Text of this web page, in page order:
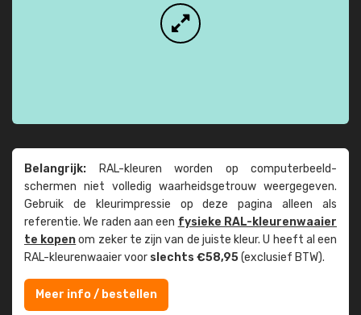
Belangrijk: RAL-kleuren worden op computer­beeld­
schermen niet volledig waarheids­­getrouw weer­gegeven.
Gebruik de kleur­impressie op deze pagina alleen als
referentie. We raden aan een fysieke RAL-kleuren­waaier
te kopenom zeker te zijn van de juiste kleur. U heeft al een
RAL-kleuren­waaier voor slechts €58,95(exclusief BTW).
Meer info / bestellen